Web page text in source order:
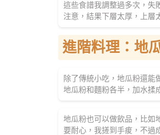
這些食譜我調整過多次，失
注意，結果下層太厚，上層
進階料理：地
除了傳統小吃，地瓜粉還能
地瓜粉和麵粉各半，加水揉
地瓜粉也可以做飲品，比如
要耐心，我搓到手痠，不過